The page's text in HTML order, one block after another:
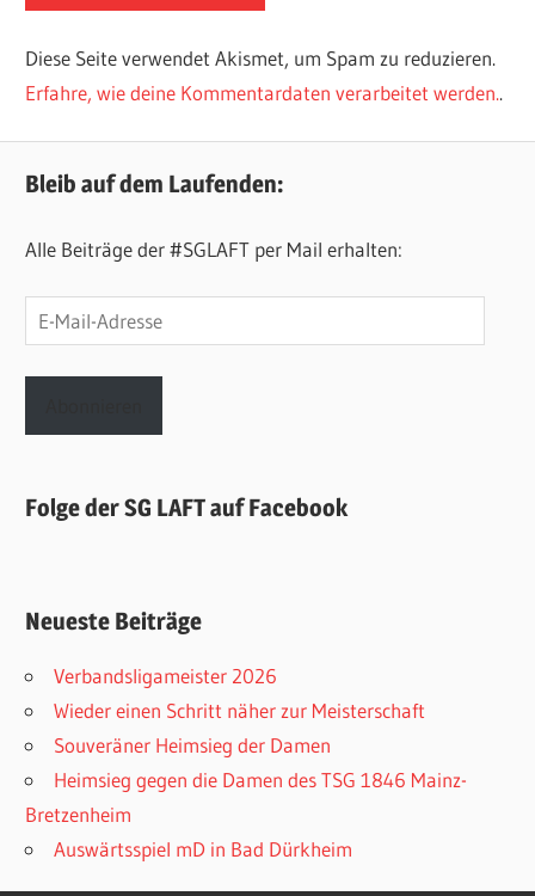
Diese Seite verwendet Akismet, um Spam zu reduzieren.
Erfahre, wie deine Kommentardaten verarbeitet werden..
Bleib auf dem Laufenden:
Alle Beiträge der #SGLAFT per Mail erhalten:
E-
Mail-
Adresse
Folge der SG LAFT auf Facebook
Neueste Beiträge
Verbandsligameister 2026
Wieder einen Schritt näher zur Meisterschaft
Souveräner Heimsieg der Damen
Heimsieg gegen die Damen des TSG 1846 Mainz-
Bretzenheim
Auswärtsspiel mD in Bad Dürkheim